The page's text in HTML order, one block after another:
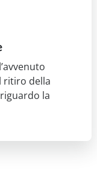
ritiro della
la